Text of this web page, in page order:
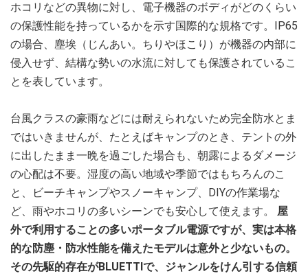
ホコリなどの異物に対し、電子機器のボディがどのくらい
の保護性能を持っているかを示す国際的な規格です。IP65
の場合、塵埃（じんあい。ちりやほこり）が機器の内部に
侵入せず、結構な勢いの水流に対しても保護されているこ
とを表しています。
台風クラスの豪雨などには耐えられないため完全防水とま
ではいきませんが、たとえばキャンプのとき、テントの外
に出したまま一晩を過ごした場合も、朝露によるダメージ
の心配は不要。湿度の高い地域や季節ではもちろんのこ
と、ビーチキャンプやスノーキャンプ、DIYの作業場な
ど、雨やホコリの多いシーンでも安心して使えます。 屋
外で利用することの多いポータブル電源ですが、実は本格
的な防塵・防水性能を備えたモデルは意外と少ないもの。
その先駆的存在がBLUETTIで、ジャンルをけん引する信頼